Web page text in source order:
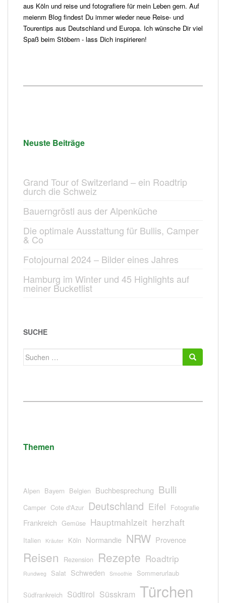
aus Köln und reise und fotografiere für mein Leben gern. Auf
meienm Blog findest Du immer wieder neue Reise- und
Tourentips aus Deutschland und Europa. Ich wünsche Dir viel
Spaß beim Stöbern - lass Dich inspirieren!
Neuste Beiträge
Grand Tour of Switzerland – ein Roadtrip
durch die Schweiz
Bauerngröstl aus der Alpenküche
Die optimale Ausstattung für Bullis, Camper
& Co
Fotojournal 2024 – Bilder eines Jahres
Hamburg im Winter und 45 Highlights auf
meiner Bucketlist
SUCHE
Suchen
Themen
Alpen Bayern Belgien Buchbesprechung Bulli
Camper Cote d'Azur Deutschland Eifel Fotografie
Frankreich Gemüse Hauptmahlzeit herzhaft
Italien Kräuter Köln Normandie NRW Provence
Reisen Rezension Rezepte Roadtrip
Rundweg Salat Schweden Smoothie Sommerurlaub
Südfrankreich Südtirol Süsskram Türchen